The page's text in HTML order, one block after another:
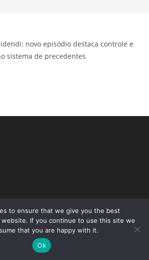
novo episódio destaca controle e
sistema de precedentes
- WordPress Theme by OceanWP
to ensure that we give you the best
If you continue to use this site we
that you are happy with it.
Ok